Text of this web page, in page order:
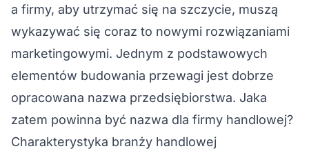
a firmy, aby utrzymać się na szczycie, muszą
wykazywać się coraz to nowymi rozwiązaniami
marketingowymi. Jednym z podstawowych
elementów budowania przewagi jest dobrze
opracowana nazwa przedsiębiorstwa. Jaka
zatem powinna być nazwa dla firmy handlowej?
Charakterystyka branży handlowej